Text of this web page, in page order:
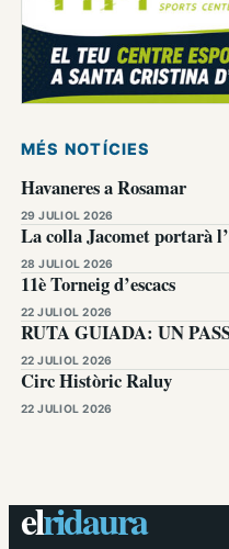
MÉS NOTÍCIES
Havaneres a Rosamar
29 JULIOL 2026
La colla Jacomet portarà
28 JULIOL 2026
11è Torneig d’escacs
22 JULIOL 2026
RUTA GUIADA: UN
22 JULIOL 2026
Circ Històric Raluy
22 JULIOL 2026
elridaura